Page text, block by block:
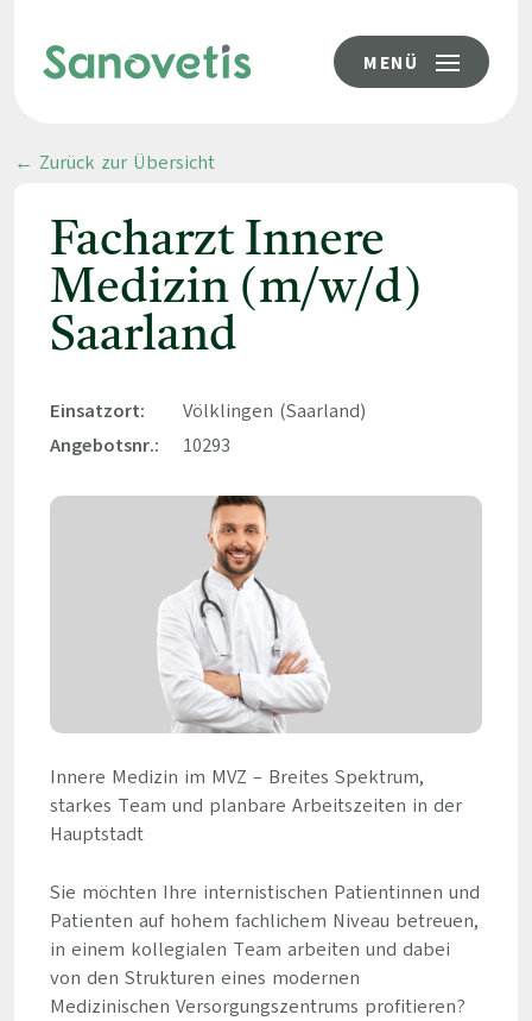
MENÜ
← Zurück zur Übersicht
Facharzt Innere
Medizin (m/w/d)
Saarland
Einsatzort:
Völklingen (Saarland)
Angebotsnr.:
10293
Innere Medizin im MVZ – Breites Spektrum,
starkes Team und planbare Arbeitszeiten in der
Hauptstadt
Sie möchten Ihre internistischen Patientinnen und
Patienten auf hohem fachlichem Niveau betreuen,
in einem kollegialen Team arbeiten und dabei
von den Strukturen eines modernen
Medizinischen Versorgungszentrums profitieren?